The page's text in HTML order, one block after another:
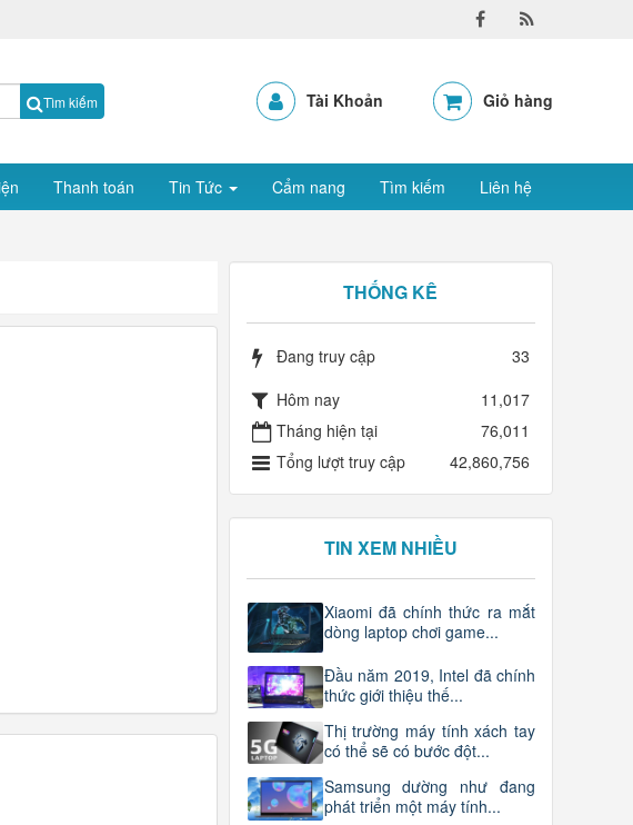
Tìm kiếm Tài Khoản Giỏ hàng
Thanh toán Tin Tức Cẩm nang Tìm kiếm Liên hệ
THỐNG KÊ
Đang truy cập
33
Hôm nay
11,017
Tháng hiện tại
76,011
Tổng lượt truy cập
42,860,756
TIN XEM NHIỀU
Xiaomi đã chính thức ra mắt
dòng laptop chơi game...
Đầu năm 2019, Intel đã chính
thức giới thiệu thế...
Thị trường máy tính xách tay
có thể sẽ có bước đột...
Samsung dường như đang
phát triển một máy tính...